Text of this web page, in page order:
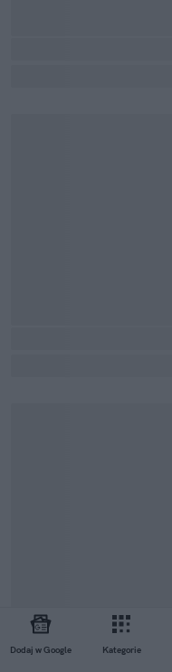
Dodaj w Google Kategorie